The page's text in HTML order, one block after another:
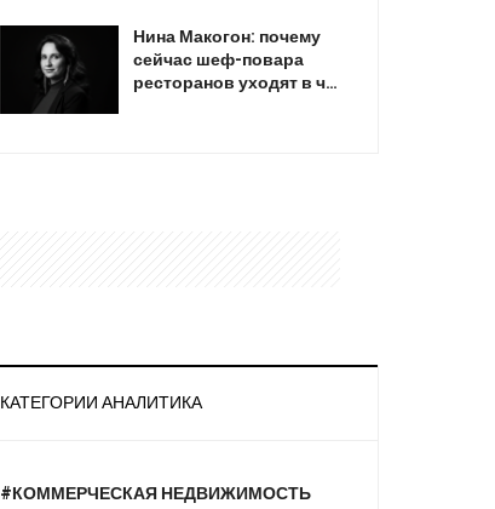
Нина Макогон: почему
сейчас шеф-повара
ресторанов уходят в ч…
КАТЕГОРИИ АНАЛИТИКА
#КОММЕРЧЕСКАЯ НЕДВИЖИМОСТЬ